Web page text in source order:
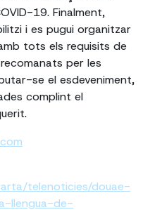
19. Finalment,
i es pugui organitzar
tots els requisits de
per les
se el esdeveniment,
complint el
telenoticies/douae-
llengua-de-